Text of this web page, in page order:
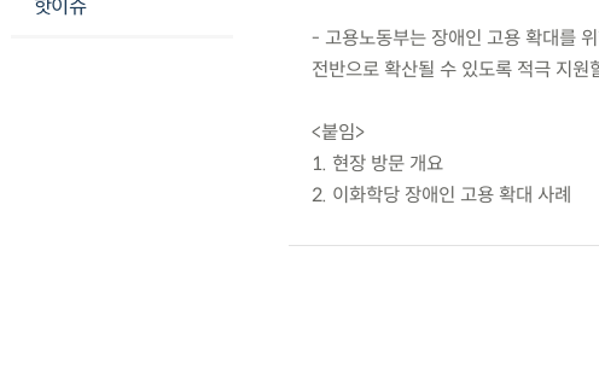
핫이슈
- 고용노동부는 장애인 고용 확대를
전반으로 확산될 수 있도록 적극 지원
<붙임>
1. 현장 방문 개요
2. 이화학당 장애인 고용 확대 사례